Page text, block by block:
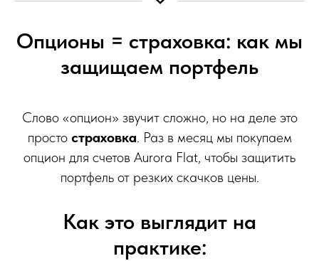
Опционы = страховка: как мы
защищаем портфель
Слово «опцион» звучит сложно, но на деле это
просто страховка. Раз в месяц мы покупаем
опцион для счетов Aurora Flat, чтобы защитить
портфель от резких скачков цены.
Как это выглядит на
практике: